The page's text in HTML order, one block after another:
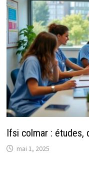
Ifsi colmar : études,
mai 1, 2025